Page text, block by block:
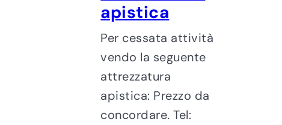
apistica
Per cessata attività
vendo la seguente
attrezzatura
apistica: Prezzo da
concordare. Tel: